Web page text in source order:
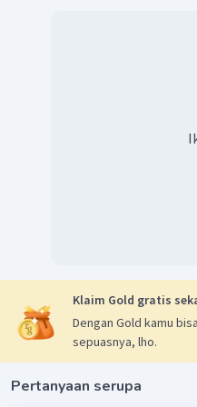
Klaim Gold gratis
Dengan Gold kamu
sepuasnya, lho.
Pertanyaan serupa